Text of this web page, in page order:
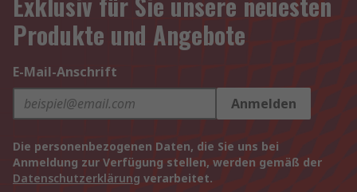
Produkte und Angebote
E-Mail-Anschrift
Anmelden
Die personenbezogenen Daten, die Sie uns bei
Anmeldung zur Verfügung stellen, werden gemäß der
Datenschutzerklärung verarbeitet.